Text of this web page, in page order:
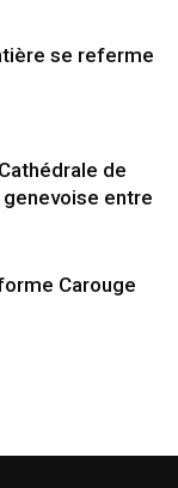
se referme
de
entre
Carouge